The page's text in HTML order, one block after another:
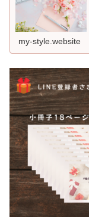
my-style.website